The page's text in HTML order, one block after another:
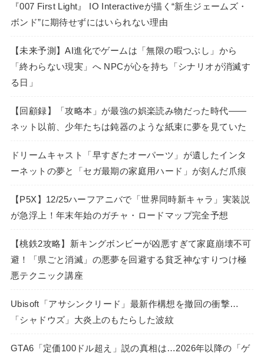
『007 First Light』 IO Interactiveが描く“新生ジェームズ・
ボンド”に期待せずにはいられない理由
【未来予測】AI進化でゲームは「無限の暇つぶし」から
「終わらない現実」へ NPCが心を持ち「シナリオが消滅す
る日」
【回顧録】「攻略本」が最強の娯楽読み物だった時代――
ネット以前、少年たちは鈍器のような紙束に夢を見ていた
ドリームキャスト「早すぎたオーパーツ」が遺したインタ
ーネットの夢と「セガ最期の家庭用ハード」が刻んだ爪痕
【P5X】12/25ハーフアニバで「世界同時新キャラ」実装説
が急浮上！年末年始のガチャ・ロードマップ完全予想
【桃鉄2攻略】新キングボンビーが凶悪すぎて家庭崩壊不可
避！「県ごと消滅」の悪夢を回避する貧乏神なすりつけ極
悪テクニック講座
Ubisoft「アサシンクリード」最新作構想を撤回の衝撃…
「シャドウズ」大炎上のもたらした波紋
GTA6「定価100ドル超え」説の真相は…2026年以降の「ゲ